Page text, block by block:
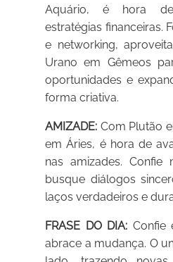
Aquário, é hora
estratégias financeiras.
e networking,
Urano em Gêmeos
oportunidades e
forma criativa.
AMIZADE: Com Plutão
em Áries, é hora de
nas amizades.
busque diálogos
laços verdadeiros e
FRASE DO DIA: Confie
abrace a mudança. O